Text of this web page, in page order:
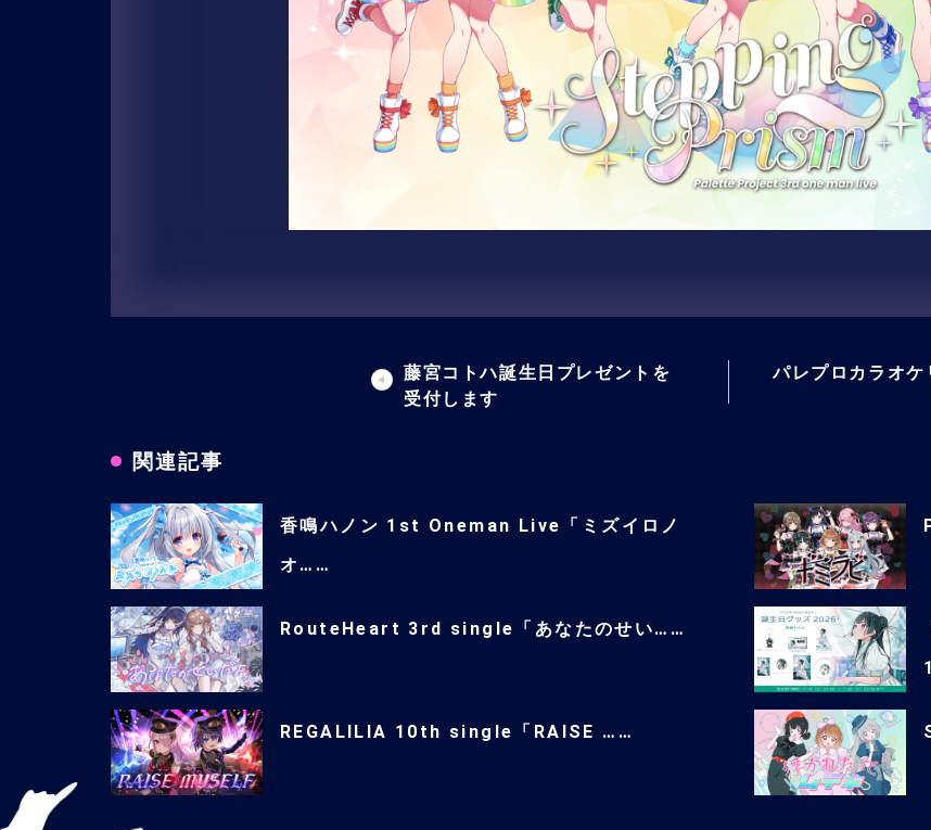
藤宮コトハ誕生日プレゼントを
受付します
パレプロカラオケ
関連記事
香鳴ハノン 1st Oneman Live「ミズイロノ
オ……
RouteHeart 3rd single「あなたのせい……
REGALILIA 10th single「RAISE ……